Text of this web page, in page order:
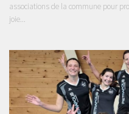
associations de la commune pour
joie...